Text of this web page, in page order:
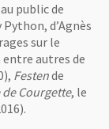
public de
d’Agnès
sur le
autres de
Festende
de Courgette, le